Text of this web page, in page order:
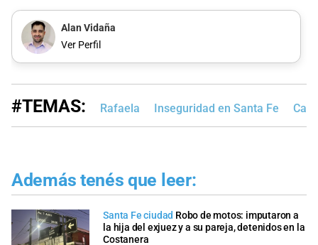
Alan Vidaña
Ver Perfil
#TEMAS: Rafaela Inseguridad en Santa Fe
Además tenés que leer:
Santa Fe ciudad Robo de motos: imputaron a
la hija del exjuez y a su pareja, detenidos en la
Costanera